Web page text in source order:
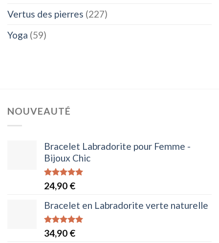
Vertus des pierres (227)
Yoga (59)
NOUVEAUTÉ
Bracelet Labradorite pour Femme -
Bijoux Chic
Note5.00
sur 5
24,90 €
Bracelet en Labradorite verte naturelle
Note5.00
sur 5
34,90 €